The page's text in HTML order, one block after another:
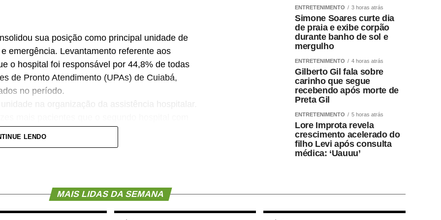
sua posição como principal unidade de
emergência. Levantamento referente aos
o hospital foi responsável por 44,8% de todas
de Pronto Atendimento (UPAs) de Cuiabá,
no período.
na organização da assistência hospitalar.
para garantir maior agilidade na internação de
emergência. Ser responsável por praticamente
garantir acesso mais rápido à internação,
LENDO
ENTRETENIMENTO 3 horas atrás
Simone Soares curte dia
de praia e exibe corpão
durante banho de sol e
mergulho
ENTRETENIMENTO 4 horas atrás
Gilberto Gil fala sobre
carinho que segue
recebendo após morte de
Preta Gil
ENTRETENIMENTO 5 horas atrás
Lore Improta revela
crescimento acelerado do
filho Levi após consulta
médica: ‘Uauuu’
MAIS LIDAS DA SEMANA